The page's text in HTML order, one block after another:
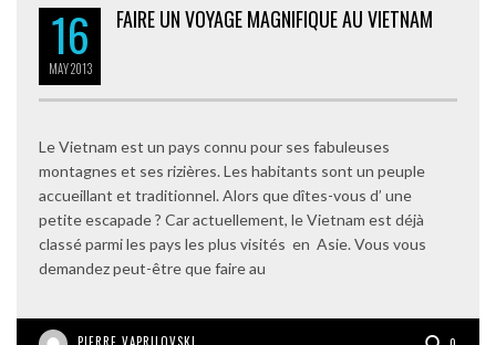
16
MAY2013
FAIRE UN VOYAGE MAGNIFIQUE AU VIETNAM
Le Vietnam est un pays connu pour ses fabuleuses
montagnes et ses rizières. Les habitants sont un peuple
accueillant et traditionnel. Alors que dîtes-vous d’ une
petite escapade ? Car actuellement, le Vietnam est déjà
classé parmi les pays les plus visités en Asie. Vous vous
demandez peut-être que faire au